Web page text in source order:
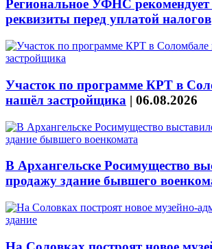
Региональное УФНС рекомендует
реквизиты перед уплатой налогов
Участок по программе КРТ в
нашёл застройщика | 06.08.2026
В Архангельске Росимущество
продажу здание бывшего